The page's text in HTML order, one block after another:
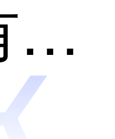
共有分类：建筑工程行业